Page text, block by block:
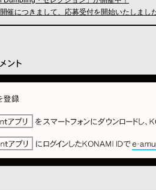
催につきまして、応募受付を開始いたしまし